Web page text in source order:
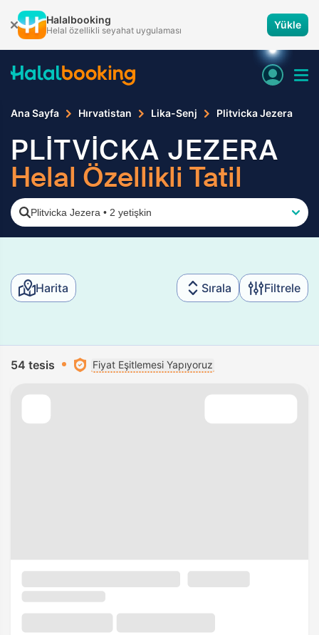
Halalbooking
Helal özellikli seyahat uygulaması Yükle
Ana Sayfa Hırvatistan Lika-Senj Plitvicka Jezera
PLİTVİCKA JEZERA
Helal Özellikli Tatil
Plitvicka Jezera • 2 yetişkin
Harita Sırala Filtrele
54 tesis Fiyat Eşitlemesi Yapıyoruz